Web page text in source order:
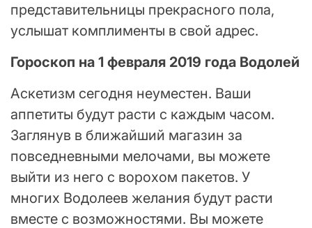
представительницы прекрасного пола,
услышат комплименты в свой адрес.
Гороскоп на 1 февраля 2019 года Водолей
Аскетизм сегодня неуместен. Ваши
аппетиты будут расти с каждым часом.
Заглянув в ближайший магазин за
повседневными мелочами, вы можете
выйти из него с ворохом пакетов. У
многих Водолеев желания будут расти
вместе с возможностями. Вы можете